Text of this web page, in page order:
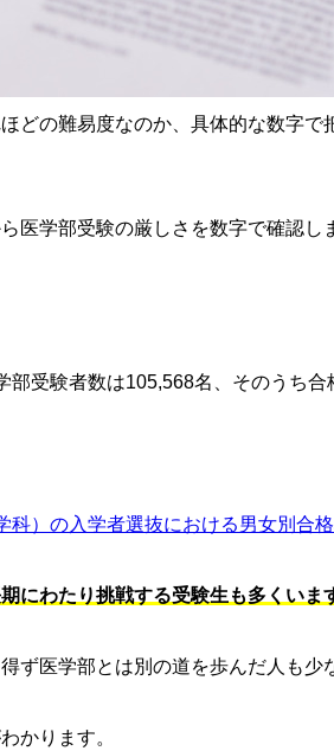
どの難易度なのか、具体的な数字で
医学部受験の厳しさを数字で確認し
受験者数は105,568名、そのうち合
）の入学者選抜における男女別合格
にわたり挑戦する受験生も多くいま
ず医学部とは別の道を歩んだ人も少
かります。